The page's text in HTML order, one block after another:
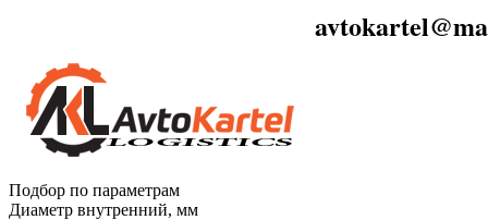
Подбор по параметрам
Диаметр внутренний, мм